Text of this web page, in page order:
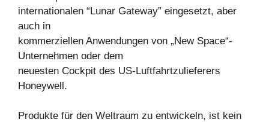
internationalen “Lunar Gateway” eingesetzt, aber
auch in
kommerziellen Anwendungen von „New Space“-
Unternehmen oder dem
neuesten Cockpit des US-Luftfahrtzulieferers
Honeywell.
Produkte für den Weltraum zu entwickeln, ist kein